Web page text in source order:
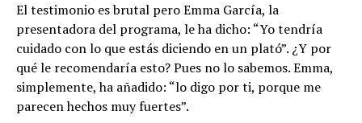
El testimonio es brutal pero Emma García, la
presentadora del programa, le ha dicho: “Yo tendría
cuidado con lo que estás diciendo en un plató”. ¿Y por
qué le recomendaría esto? Pues no lo sabemos. Emma,
simplemente, ha añadido: “lo digo por ti, porque me
parecen hechos muy fuertes”.